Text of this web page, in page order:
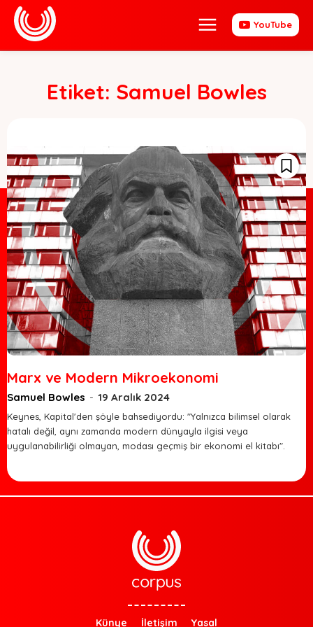
YouTube
Etiket: Samuel Bowles
Marx ve Modern Mikroekonomi
Samuel Bowles - 19 Aralık 2024
Keynes, Kapital'den şöyle bahsediyordu: "Yalnızca bilimsel olarak
hatalı değil, aynı zamanda modern dünyayla ilgisi veya
uygulanabilirliği olmayan, modası geçmiş bir ekonomi el kitabı".
Künye İletişim Yasal